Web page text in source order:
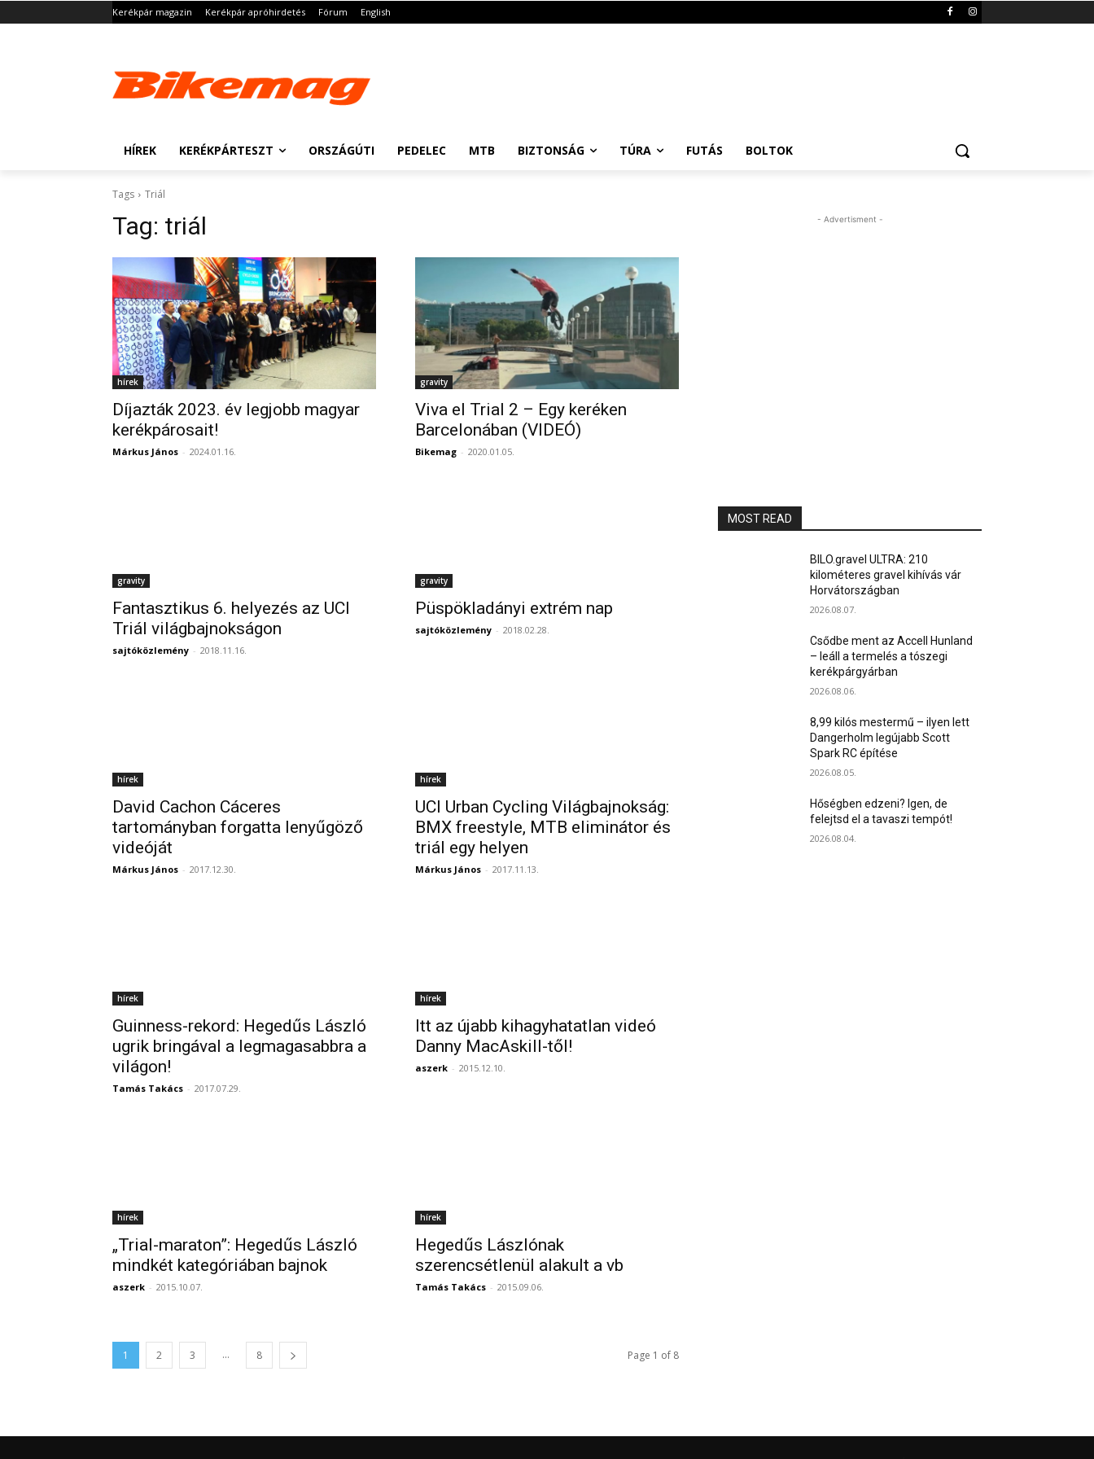
Kerékpár magazin Kerékpár apróhirdetés Fórum English
HÍREK KERÉKPÁRTESZT ORSZÁGÚTI PEDELEC MTB BIZTONSÁG TÚRA FUTÁS BOLTOK
Tags Triál
Tag: triál
hírek
Díjazták 2023. év legjobb magyar
kerékpárosait!
Márkus János - 2024.01.16.
gravity
Viva el Trial 2 – Egy keréken
Barcelonában (VIDEÓ)
Bikemag - 2020.01.05.
gravity
Fantasztikus 6. helyezés az UCI
Triál világbajnokságon
sajtóközlemény - 2018.11.16.
gravity
Püspökladányi extrém nap
sajtóközlemény - 2018.02.28.
hírek
David Cachon Cáceres
tartományban forgatta lenyűgöző
videóját
Márkus János - 2017.12.30.
hírek
UCI Urban Cycling Világbajnokság:
BMX freestyle, MTB eliminátor és
triál egy helyen
Márkus János - 2017.11.13.
hírek
Guinness-rekord: Hegedűs László
ugrik bringával a legmagasabbra a
világon!
Tamás Takács - 2017.07.29.
hírek
Itt az újabb kihagyhatatlan videó
Danny MacAskill-től!
aszerk - 2015.12.10.
hírek
„Trial-maraton”: Hegedűs László
mindkét kategóriában bajnok
aszerk - 2015.10.07.
hírek
Hegedűs Lászlónak
szerencsétlenül alakult a vb
Tamás Takács - 2015.09.06.
1 2 3 ... 8 Page 1 of 8
- Advertisment -
MOST READ
BILO.gravel ULTRA: 210
kilométeres gravel kihívás vár
Horvátországban
2026.08.07.
Csődbe ment az Accell Hunland
– leáll a termelés a tószegi
kerékpárgyárban
2026.08.06.
8,99 kilós mestermű – ilyen lett
Dangerholm legújabb Scott
Spark RC építése
2026.08.05.
Hőségben edzeni? Igen, de
felejtsd el a tavaszi tempót!
2026.08.04.